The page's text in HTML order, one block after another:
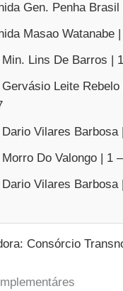
Gen. Penha Brasil
Masao Watanabe
Min. Lins De Barros |
Gervásio Leite Rebelo
Dario Vilares Barbosa
Morro Do Valongo | 1
Dario Vilares Barbosa
Consórcio